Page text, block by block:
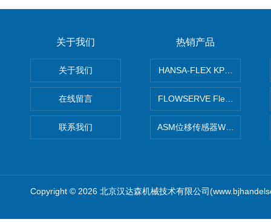
关于我们
关于我们
在线留言
联系我们
热销产品
HANSA-FLEX KP100P紧凑
FLOWSERVE Flex Wedge闸
ASM位移传感器WS10-750
Copyright © 2026 北京汉达森机械技术有限公司